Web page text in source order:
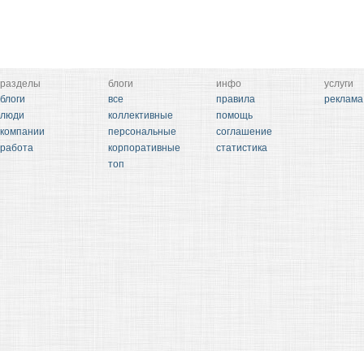
разделы
блоги
люди
компании
работа
блоги
все
коллективные
персональные
корпоративные
топ
инфо
правила
помощь
соглашение
статистика
услуги
реклама